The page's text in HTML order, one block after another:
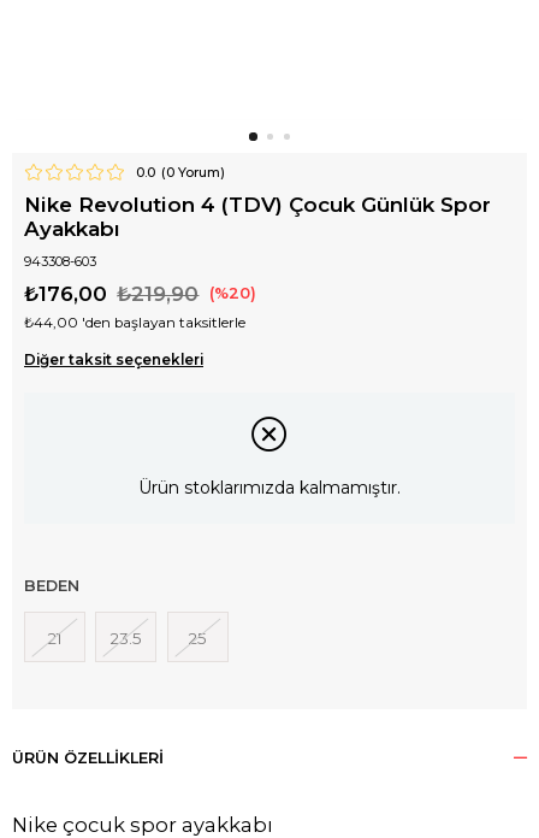
0.0 (0Yorum)
Nike Revolution 4 (TDV) Çocuk Günlük Spor
Ayakkabı
943308-603
₺219,90
₺176,00 20
₺44,00 'den başlayan taksitlerle
Diğer taksit seçenekleri
Ürün stoklarımızda kalmamıştır.
BEDEN
21 23.5 25
ÜRÜN ÖZELLIKLERI
Nike çocuk spor ayakkabı